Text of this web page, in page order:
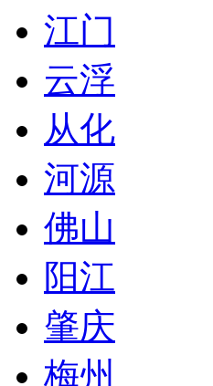
江门
云浮
从化
河源
佛山
阳江
肇庆
梅州